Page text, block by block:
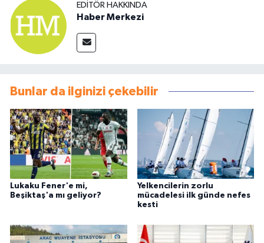
EDITÖR HAKKINDA
Haber Merkezi
Bunlar da ilginizi çekebilir
Lukaku Fener'e mi,
Beşiktaş'a mı geliyor?
Yelkencilerin zorlu
mücadelesi ilk günde nefes
kesti